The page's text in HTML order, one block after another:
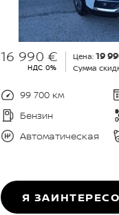
16 990 €
НДС 0%
Цена: 19
Сумма
99 700 км
Бензин
Автоматическая
Я